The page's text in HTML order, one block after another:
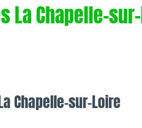
La Chapelle-
Chapelle-sur-Loire